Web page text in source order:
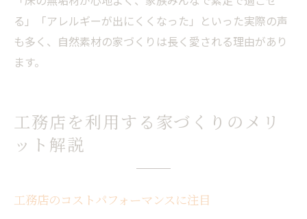
る」「アレルギーが出にくくなった」といった実際の声
も多く、自然素材の家づくりは長く愛される理由があり
ます。
工務店を利用する家づくりのメリ
ット解説
工務店のコストパフォーマンスに注目